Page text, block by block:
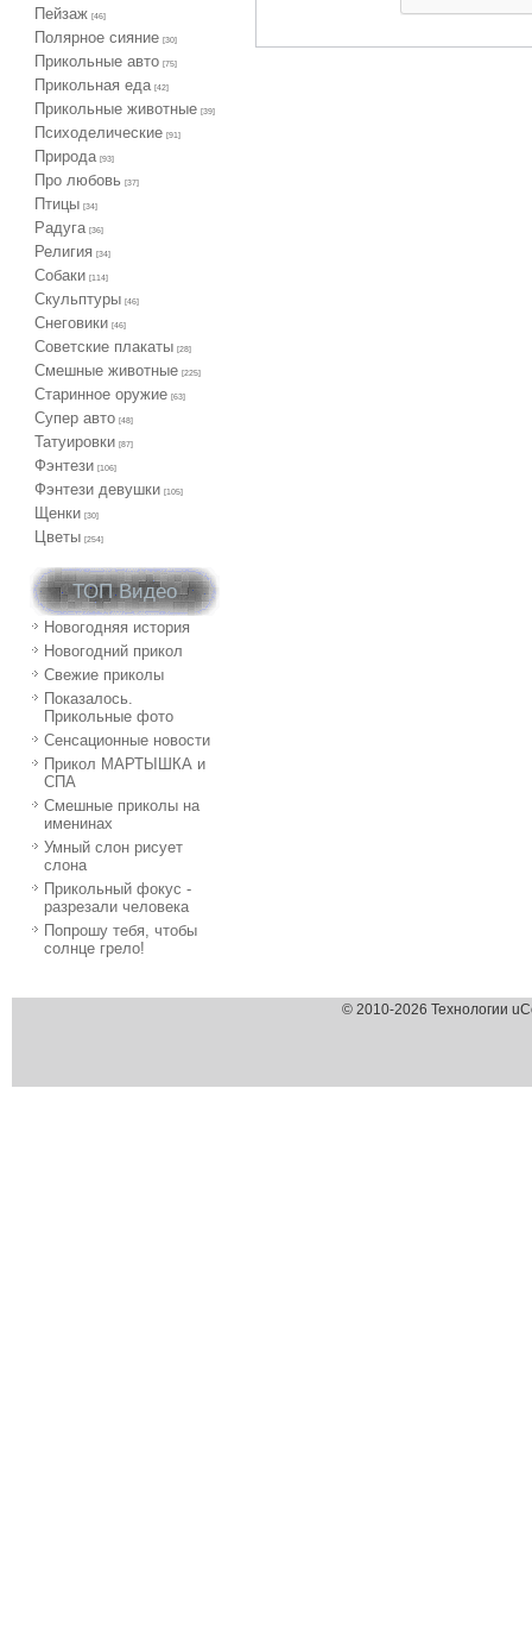
Пейзаж [46]
Полярное сияние [30]
Прикольные авто [75]
Прикольная еда [42]
Прикольные животные [39]
Психоделические [91]
Природа [93]
Про любовь [37]
Птицы [34]
Радуга [36]
Религия [34]
Собаки [114]
Скульптуры [46]
Снеговики [46]
Советские плакаты [28]
Смешные животные [225]
Старинное оружие [63]
Супер авто [48]
Татуировки [87]
Фэнтези [106]
Фэнтези девушки [105]
Щенки [30]
Цветы [254]
ТОП Видео
Новогодняя история
Новогодний прикол
Свежие приколы
Показалось.
Прикольные фото
Сенсационные новости
Прикол МАРТЫШКА и
СПА
Смешные приколы на
именинах
Умный слон рисует
слона
Прикольный фокус -
разрезали человека
Попрошу тебя, чтобы
солнце грело!
© 2010-2026 Технологии